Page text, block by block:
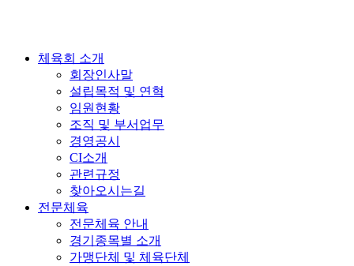
체육회 소개
회장인사말
설립목적 및 연혁
임원현황
조직 및 부서업무
경영공시
CI소개
관련규정
찾아오시는길
전문체육
전문체육 안내
경기종목별 소개
가맹단체 및 체육단체